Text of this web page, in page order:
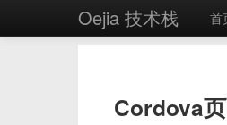
Oejia 技术栈 首
Cordova